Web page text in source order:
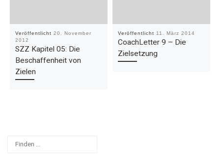
Veröffentlicht20. November
2012
SZZ Kapitel 05: Die
Beschaffenheit von
Zielen
Veröffentlicht 11. März 2014
CoachLetter 9 – Die
Zielsetzung